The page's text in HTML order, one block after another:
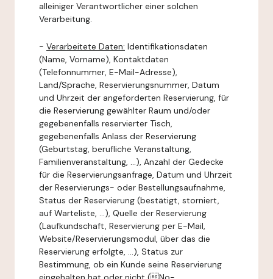
alleiniger Verantwortlicher einer solchen
Verarbeitung.
- Verarbeitete Daten: Identifikationsdaten
(Name, Vorname), Kontaktdaten
(Telefonnummer, E-Mail-Adresse),
Land/Sprache, Reservierungsnummer, Datum
und Uhrzeit der angeforderten Reservierung, für
die Reservierung gewählter Raum und/oder
gegebenenfalls reservierter Tisch,
gegebenenfalls Anlass der Reservierung
(Geburtstag, berufliche Veranstaltung,
Familienveranstaltung, ...), Anzahl der Gedecke
für die Reservierungsanfrage, Datum und Uhrzeit
der Reservierungs- oder Bestellungsaufnahme,
Status der Reservierung (bestätigt, storniert,
auf Warteliste, ...), Quelle der Reservierung
(Laufkundschaft, Reservierung per E-Mail,
Website/Reservierungsmodul, über das die
Reservierung erfolgte, ...), Status zur
Bestimmung, ob ein Kunde seine Reservierung